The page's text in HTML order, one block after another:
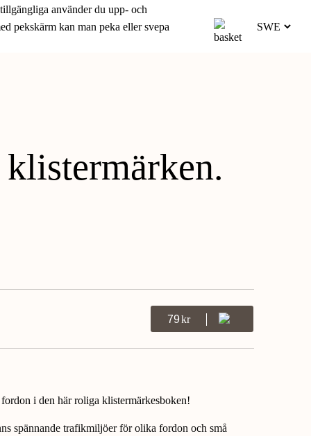
använder du upp- och
pekskärm kan man peka eller svepa
79Kr
i den här roliga klistermärkesboken!
spännande trafikmiljöer för olika fordon och små